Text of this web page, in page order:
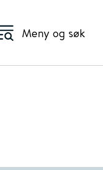
Meny og søk